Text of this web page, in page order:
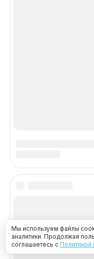
Мы используем файлы
аналитики. Продолжая
соглашаетесь с Политикой